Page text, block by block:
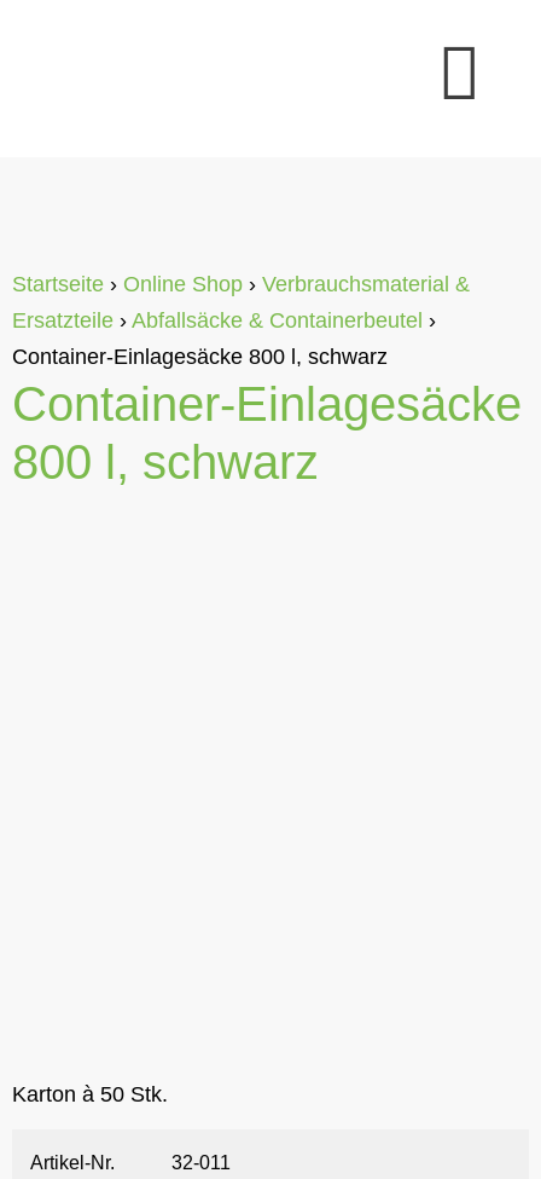
Startseite › Online Shop › Verbrauchsmaterial &
Ersatzteile › Abfallsäcke & Containerbeutel ›
Container-Einlagesäcke 800 l, schwarz
Container-Einlagesäcke
800 l, schwarz
Karton à 50 Stk.
Artikel-Nr. 32-011